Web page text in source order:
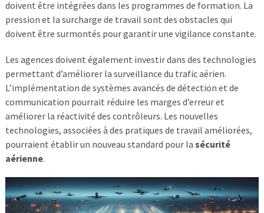
doivent être intégrées dans les programmes de formation. La
pression et la surcharge de travail sont des obstacles qui
doivent être surmontés pour garantir une vigilance constante.
Les agences doivent également investir dans des technologies
permettant d’améliorer la surveillance du trafic aérien.
L’implémentation de systèmes avancés de détection et de
communication pourrait réduire les marges d’erreur et
améliorer la réactivité des contrôleurs. Les nouvelles
technologies, associées à des pratiques de travail améliorées,
pourraient établir un nouveau standard pour la sécurité
aérienne.